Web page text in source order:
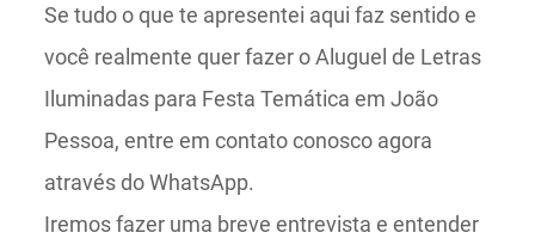
Se tudo o que te apresentei aqui faz sentido e
você realmente quer fazer o Aluguel de Letras
Iluminadas para Festa Temática em João
Pessoa, entre em contato conosco agora
através do WhatsApp.
Iremos fazer uma breve entrevista e entender